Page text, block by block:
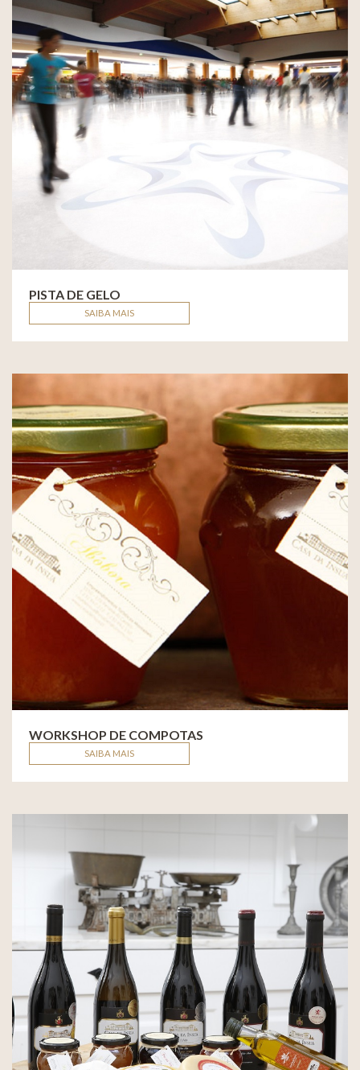
PISTA DE GELO
SAIBA MAIS
WORKSHOP DE COMPOTAS
SAIBA MAIS